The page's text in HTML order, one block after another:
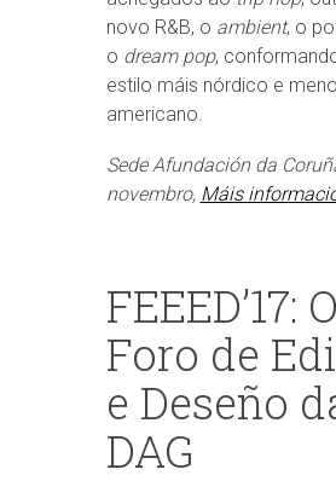
novo R&B, o ambient, o
o dream pop,
estilo máis nórdico e
americano.
Sede Afundación da
novembro, Máis
FEEED’17: O
Foro de
e Deseño
DAG